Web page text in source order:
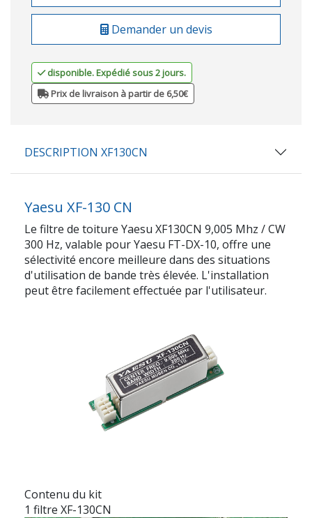
Demander un devis
disponible. Expédié sous 2 jours.
Prix de livraison à partir de 6,50€
DESCRIPTION XF130CN
Yaesu XF-130 CN
Le filtre de toiture Yaesu XF130CN 9,005 Mhz / CW
300 Hz, valable pour Yaesu FT-DX-10, offre une
sélectivité encore meilleure dans des situations
d'utilisation de bande très élevée. L'installation
peut être facilement effectuée par l'utilisateur.
Contenu du kit
1 filtre XF-130CN